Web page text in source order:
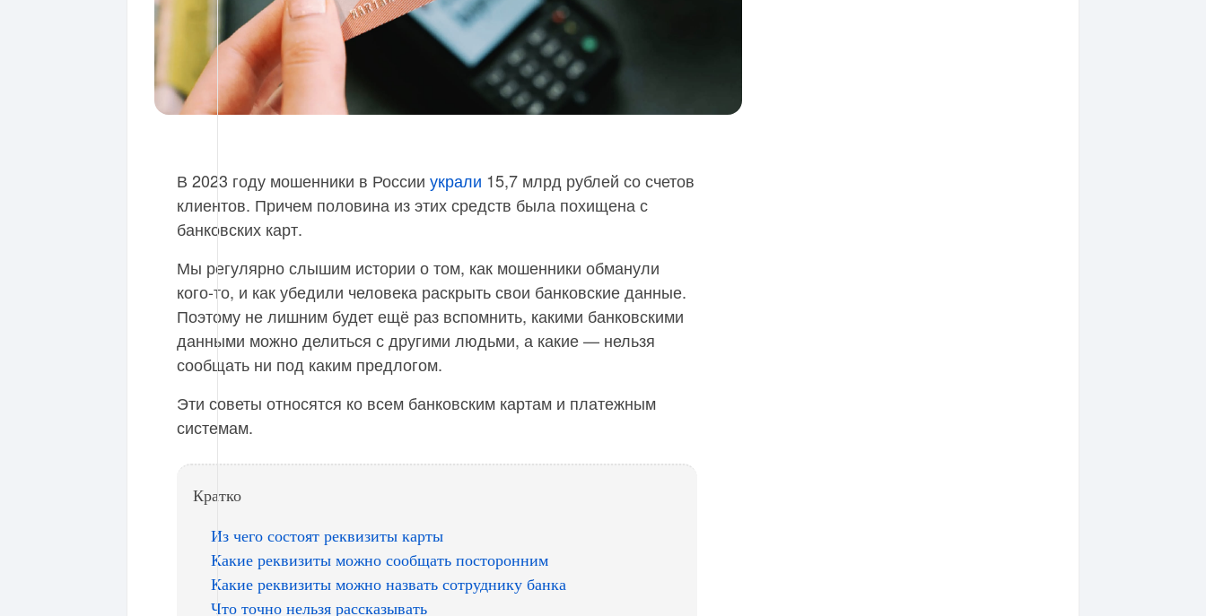
В 2023 году мошенники в России украли 15,7 млрд рублей со счетов
клиентов. Причем половина из этих средств была похищена с
банковских карт.
Мы регулярно слышим истории о том, как мошенники обманули
кого-то, и как убедили человека раскрыть свои банковские данные.
Поэтому не лишним будет ещё раз вспомнить, какими банковскими
данными можно делиться с другими людьми, а какие — нельзя
сообщать ни под каким предлогом.
Эти советы относятся ко всем банковским картам и платежным
системам.
Кратко
Из чего состоят реквизиты карты
Какие реквизиты можно сообщать посторонним
Какие реквизиты можно назвать сотруднику банка
Что точно нельзя рассказывать